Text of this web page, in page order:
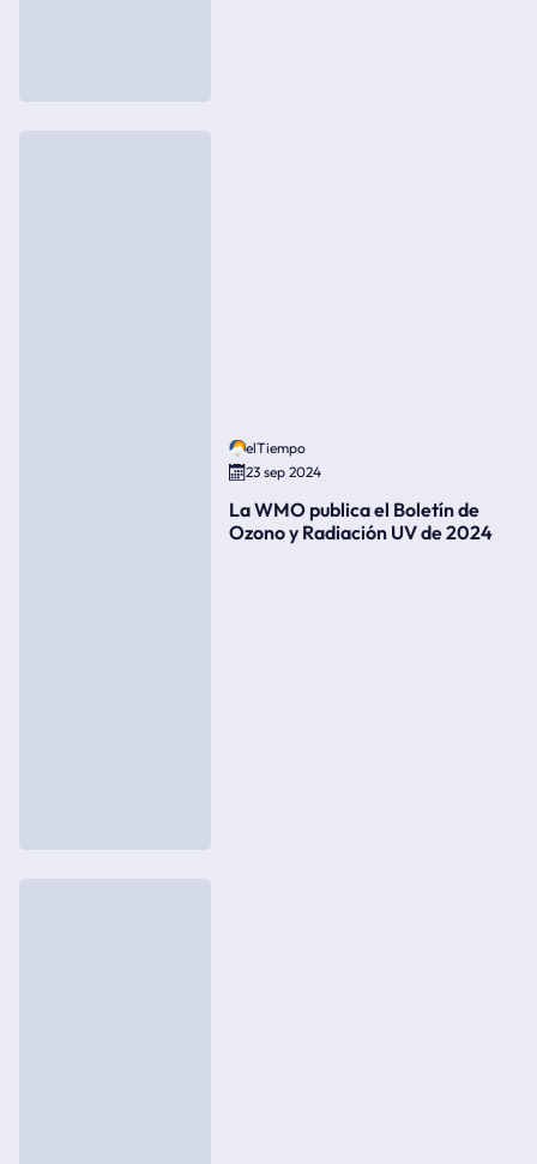
elTiempo
23 sep 2024
La WMO publica el Boletín de
Ozono y Radiación UV de 2024